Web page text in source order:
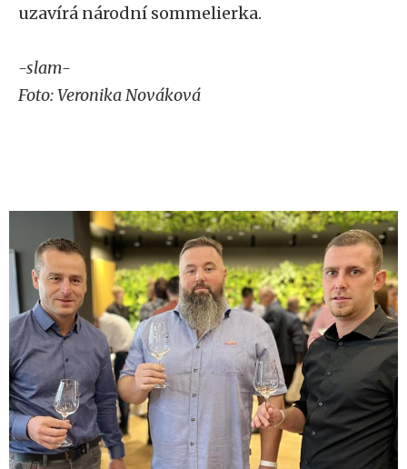
uzavírá národní sommelierka.
-slam-
Foto: Veronika Nováková